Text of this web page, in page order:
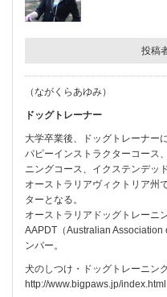
投稿
（ながくらあゆみ）
ドッグトレーナー
大学卒業後、ドッグトレーナー
パピーインストラクターコース
ニングコース、イクステンデッ
オーストラリアヴィクトリア州
ターとなる。
オーストラリアドッグトレーニ
AAPDT（Australian
ンバー。
犬のしつけ・ドッグトレーニン
http://www.bigpaws.jp/index.html